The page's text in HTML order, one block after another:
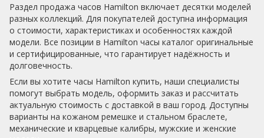
Раздел продажа часов Hamilton включает десятки моделей
разных коллекций. Для покупателей доступна информация
о стоимости, характеристиках и особенностях каждой
модели. Все позиции в Hamilton часы каталог оригинальные
и сертифицированные, что гарантирует надёжность и
долговечность.
Если вы хотите часы Hamilton купить, наши специалисты
помогут выбрать модель, оформить заказ и рассчитать
актуальную стоимость с доставкой в ваш город. Доступны
варианты на кожаном ремешке и стальном браслете,
механические и кварцевые калибры, мужские и женские